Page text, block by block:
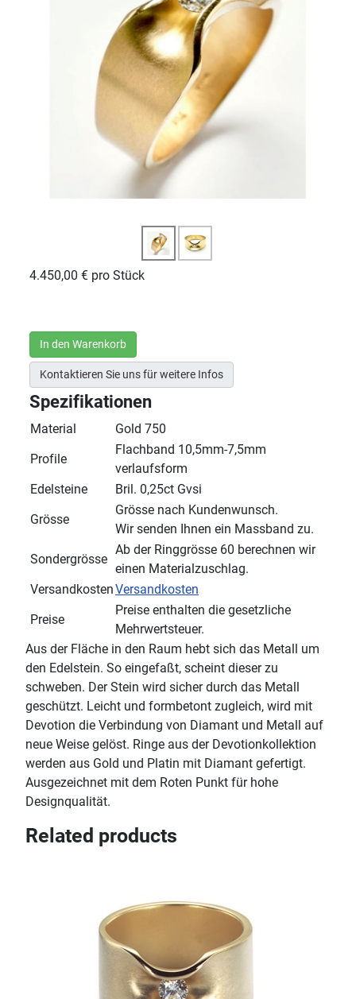
4.450,00 € pro Stück
In den Warenkorb
Kontaktieren Sie uns für weitere Infos
Spezifikationen
Material
Gold 750
Profile
Flachband 10,5mm-7,5mm
verlaufsform
Edelsteine
Bril. 0,25ct Gvsi
Grösse
Grösse nach Kundenwunsch.
Wir senden Ihnen ein Massband zu.
Sondergrösse
Ab der Ringgrösse 60 berechnen wir
einen Materialzuschlag.
VersandkostenVersandkosten
Preise
Preise enthalten die gesetzliche
Mehrwertsteuer.
Aus der Fläche in den Raum hebt sich das Metall um
den Edelstein. So eingefaßt, scheint dieser zu
schweben. Der Stein wird sicher durch das Metall
geschützt. Leicht und formbetont zugleich, wird mit
Devotion die Verbindung von Diamant und Metall auf
neue Weise gelöst. Ringe aus der Devotionkollektion
werden aus Gold und Platin mit Diamant gefertigt.
Ausgezeichnet mit dem Roten Punkt für hohe
Designqualität.
Related products